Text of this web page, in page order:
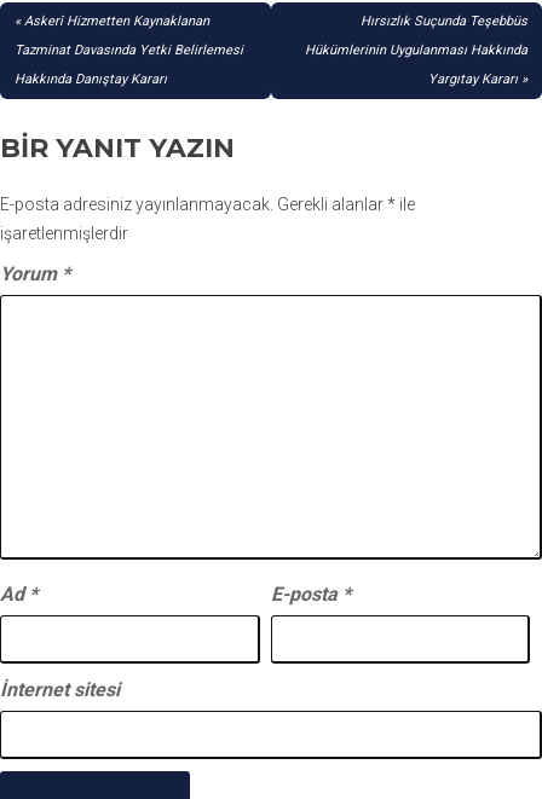
YAZI
GEZINMESI
Askerî Hizmetten Kaynaklanan
Tazminat Davasında Yetki Belirlemesi
Hakkında Danıştay Kararı
Hırsızlık Suçunda Teşebbüs
Hükümlerinin Uygulanması Hakkında
Yargıtay Kararı
BIR YANIT YAZIN
E-posta adresiniz yayınlanmayacak. Gerekli alanlar* ile
işaretlenmişlerdir
Yorum *
Ad * E-posta *
İnternet sitesi